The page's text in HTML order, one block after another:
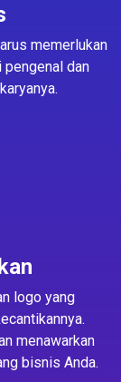
memerlukan
dan
logo yang
menawarkan
bisnis Anda.